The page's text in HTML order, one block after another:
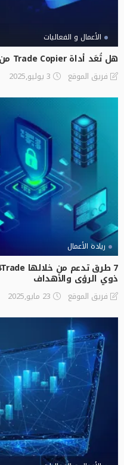
الأعمال و الفعاليات
هل تُعَد أداة Trade Copier من T4Trader أفضل وسيلة للتداول؟
فريق الموقع 3 يوليو,2025
ريادة الأعمال
ذوي الرؤى والأهداف
فريق الموقع 23 مايو,2025